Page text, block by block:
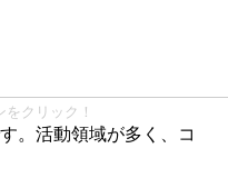
クリック！
。活動領域が多く、コ